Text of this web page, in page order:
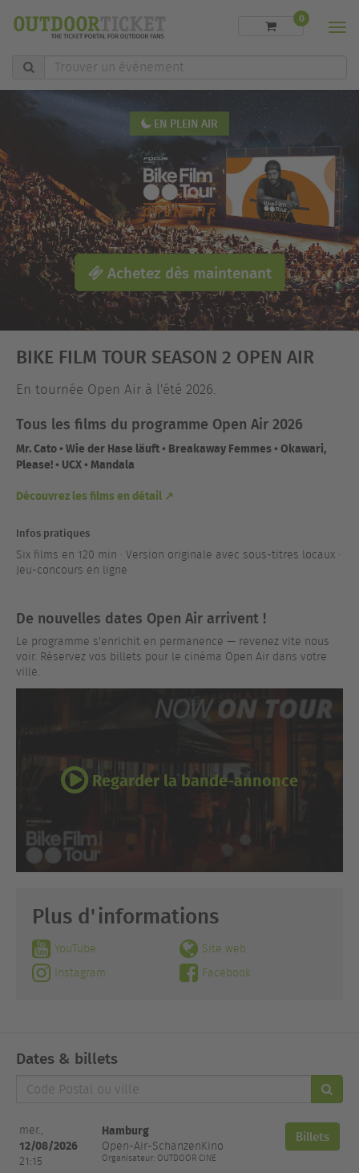
Trouver
événement
0
EN PLEIN AIR
Achetez dès maintenant
BIKE FILM TOUR SEASON 2 OPEN AIR
En tournée Open Air à l'été 2026.
Tous les films du programme Open Air 2026
Mr. Cato • Wie der Hase läuft • Breakaway Femmes • Okawari,
Please! • UCX • Mandala
Découvrez les films en détail ↗
Infos pratiques
Six films en 120 min · Version originale avec sous-titres locaux ·
Jeu-concours en ligne
De nouvelles dates Open Air arrivent !
Le programme s'enrichit en permanence — revenez vite nous
voir. Réservez vos billets pour le cinéma Open Air dans votre
ville.
Regarder la bande-annonce
Plus d'informations
YouTube
Site web
Instagram
Facebook
Dates & billets
Code
Postal
ville
Date
et
heure
Lieusalle
Billets
mer.,
12/08/2026
21:15
Hamburg
Open-Air-SchanzenKino
Organisateur: OUTDOOR CINE
Billets